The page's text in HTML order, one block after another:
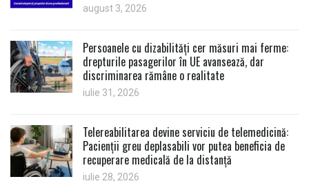
august 3, 2026
Persoanele cu dizabilități cer măsuri mai ferme:
drepturile pasagerilor în UE avansează, dar
discriminarea rămâne o realitate
iulie 31, 2026
Telereabilitarea devine serviciu de telemedicină:
Pacienții greu deplasabili vor putea beneficia de
recuperare medicală de la distanță
iulie 28, 2026